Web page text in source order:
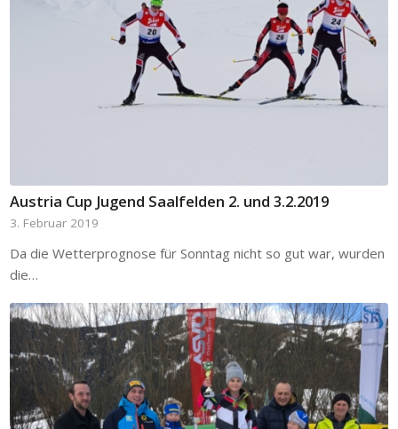
Austria Cup Jugend Saalfelden 2. und 3.2.2019
3. Februar 2019
Da die Wetterprognose für Sonntag nicht so gut war, wurden
die…